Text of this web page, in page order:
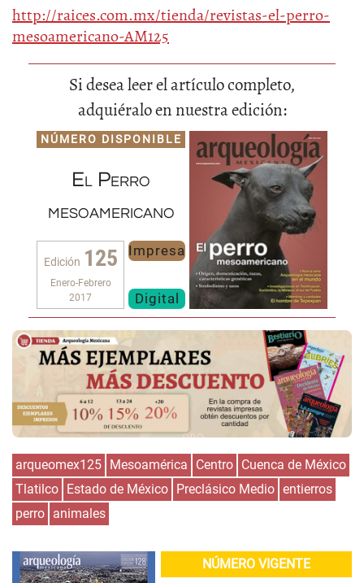
http://raices.com.mx/tienda/revistas-el-perro-
mesoamericano-AM125
Si desea leer el artículo completo,
adquiéralo en nuestra edición:
NÚMERO DISPONIBLE
El Perro
mesoamericano
Edición 125
Enero-Febrero
2017
Impresa
Digital
arqueomex125 Mesoamérica Centro Cuenca de México
Tlatilco Estado de México Preclásico Medio entierros
perro animales
NÚMERO VIGENTE